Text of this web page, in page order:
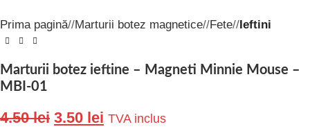
Prima pagină/ Marturii botez magnetice/ Fete/ Ieftini
Marturii botez ieftine – Magneti Minnie Mouse –
MBI-01
4.50lei 3.50 lei TVA inclus